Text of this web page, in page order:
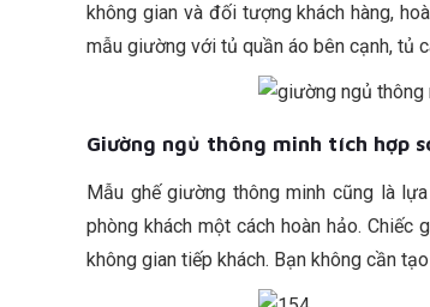
không gian và đối tượng khách hàng,
mẫu giường với tủ quần áo bên cạnh, tủ
Giường ngủ thông minh tích hợp
Mẫu ghế giường thông minh cũng là
phòng khách một cách hoàn hảo.
không gian tiếp khách. Bạn không cần